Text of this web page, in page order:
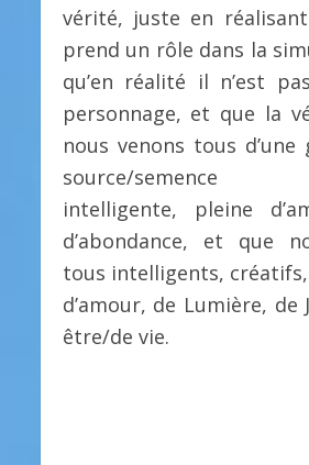
vérité, juste en
prend un rôle dans la
qu’en réalité il n’est
personnage, et que la
nous venons tous d’une
source/semence
intelligente, pleine
d’abondance, et que
tous intelligents,
d’amour, de Lumière, de
être/de vie.